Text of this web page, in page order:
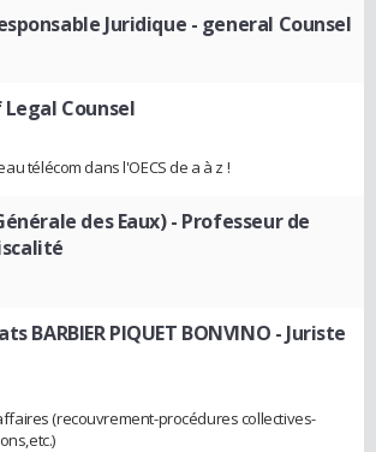
Juridique - general Counsel
Legal Counsel
télécom dans l'OECS de a à z !
des Eaux)- Professeur de
BARBIER PIQUET BONVINO - Juriste
(recouvrement-procédures collectives-